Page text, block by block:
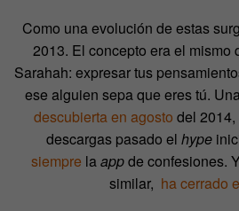
Como una evolución de estas
2013. El concepto era el mismo
Sarahah: expresar tus
ese alguien sepa que eres tú.
descubierta en agosto del
descargas pasado el hype
siempre laappde confesiones.
similar, ha cerrado